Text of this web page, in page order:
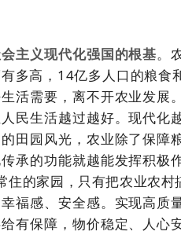
主义现代化强国的根基。
多高，14亿多人口的粮食
活需要，离不开农业发展
民生活越过越好。现代化
田园风光，农业除了保障
承的功能就越能发挥积极
住的家园，只有把农业农
福感、安全感。实现高质
有保障，物价稳定、人心